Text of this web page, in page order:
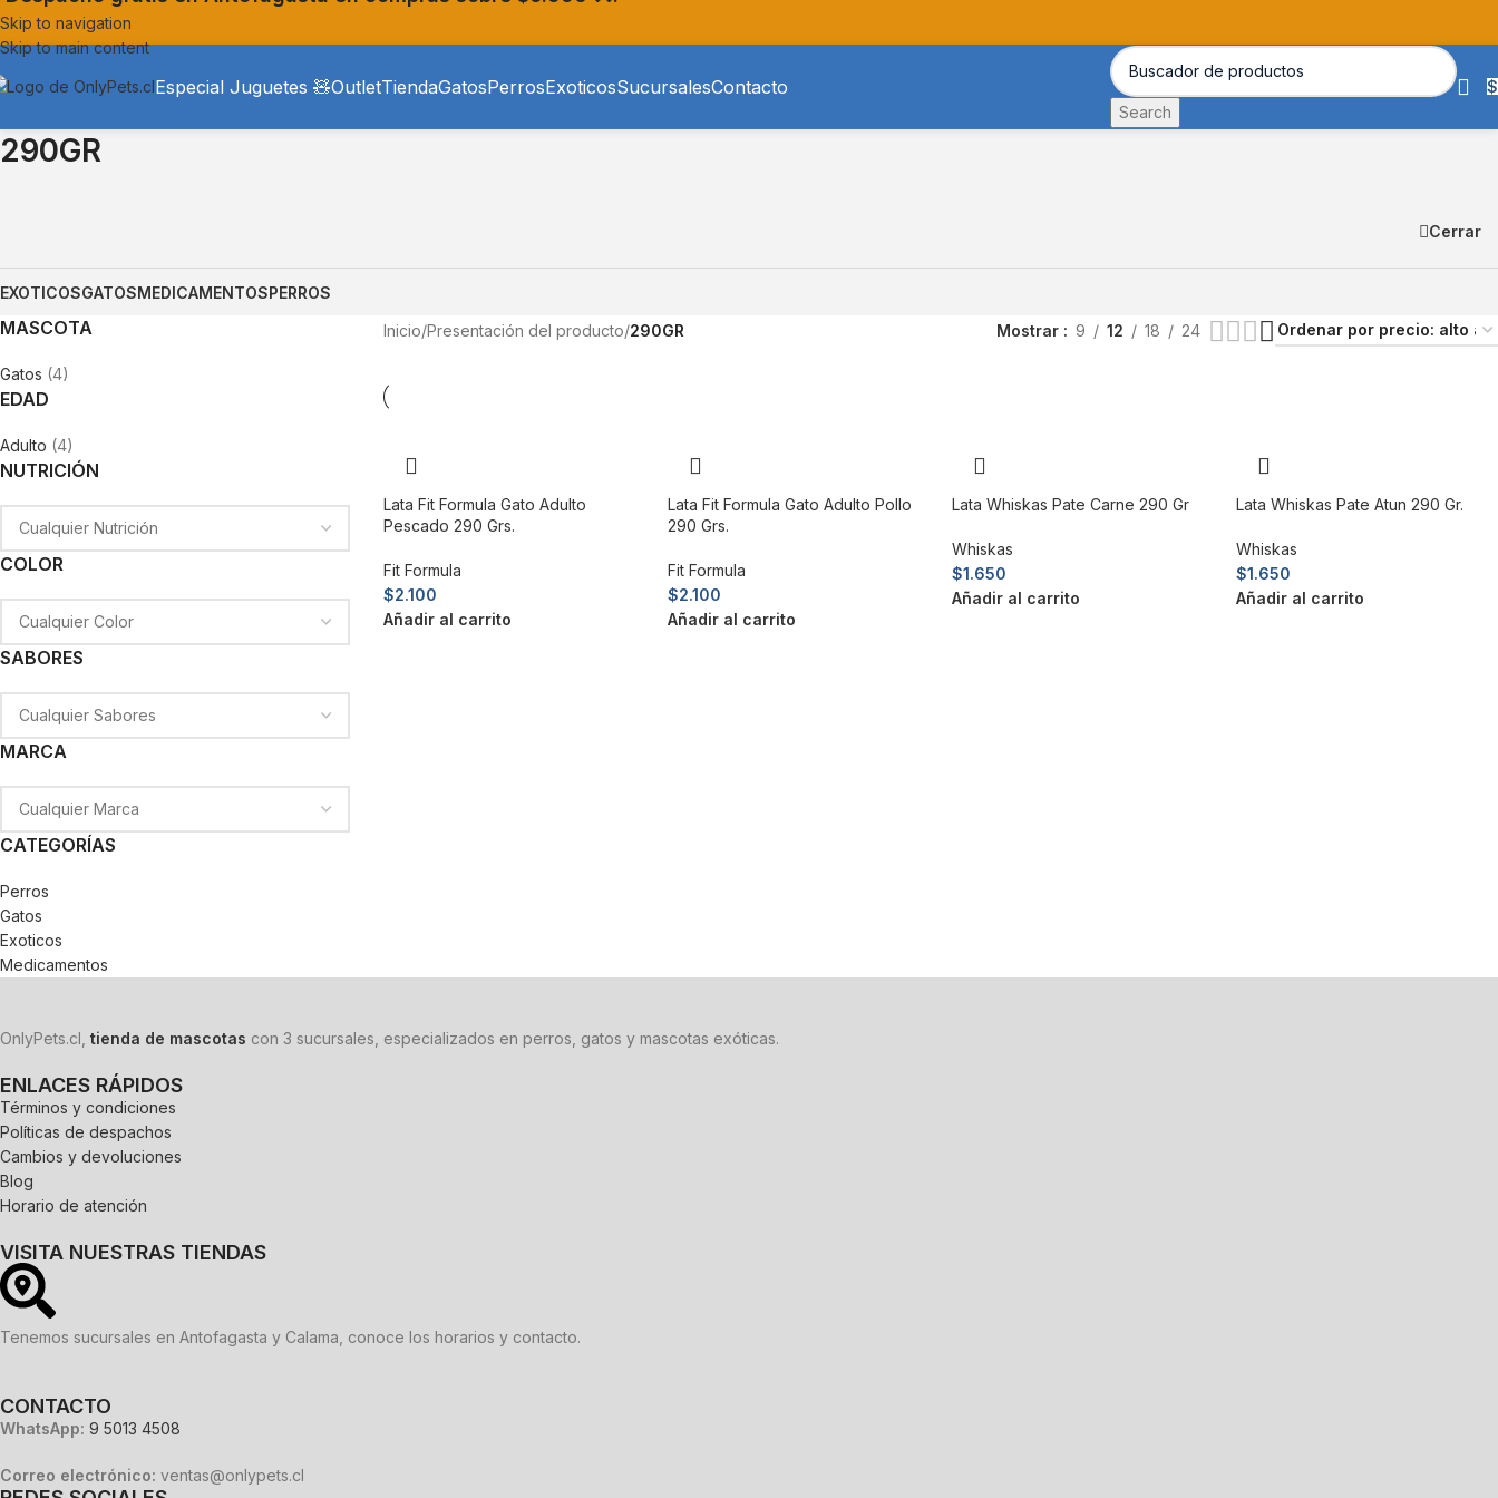
Skip to navigation
Skip to main content
Especial Juguetes 🧸OutletTiendaGatosPerrosExoticosSucursalesContacto
Search
$
290GR
Cerrar
EXOTICOSGATOSMEDICAMENTOSPERROS
MASCOTA
Gatos (4)
EDAD
Adulto (4)
NUTRICIÓN
COLOR
SABORES
MARCA
CATEGORÍAS
Perros
Gatos
Exoticos
Medicamentos
Inicio/Presentación del producto/290GR Mostrar 9 12 18 24
Lata Fit Formula Gato Adulto
Pescado 290 Grs.
Fit Formula
$2.100
Añadir al carrito
Lata Fit Formula Gato Adulto Pollo
290 Grs.
Fit Formula
$2.100
Añadir al carrito
Lata Whiskas Pate Carne 290 Gr
Whiskas
$1.650
Añadir al carrito
Lata Whiskas Pate Atun 290 Gr.
Whiskas
$1.650
Añadir al carrito
OnlyPets.cl, tienda de mascotas con 3 sucursales, especializados en perros, gatos y mascotas exóticas.
ENLACES RÁPIDOS
Términos y condiciones
Políticas de despachos
Cambios y devoluciones
Blog
Horario de atención
VISITA NUESTRAS TIENDAS
Tenemos sucursales en Antofagasta y Calama, conoce los horarios y contacto.
CONTACTO
WhatsApp: 9 5013 4508
Correo electrónico: ventas@onlypets.cl